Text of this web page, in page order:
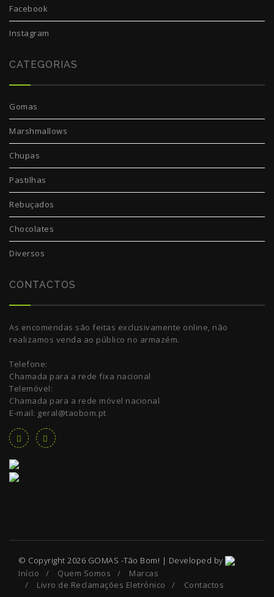
Facebook
Instagram
CATEGORIAS
Gomas
Marshmallows
Chupas
Pastilhas
Rebuçados
Chocolates
Diversos
CONTACTOS
As encomendas são feitas exclusivamente online, não
realizamos venda ao público no armazém.
Telefone:
Chamada para a rede fixa nacional
Telemóvel:
Chamada para a rede móvel nacional
E-mail: geral@taobom.pt
© Copyright 2026 GOMAS -Tão Bom! | Developed by
Início / Quem Somos / Marcas
/ Livro de Reclamações Eletrónico / Contactos